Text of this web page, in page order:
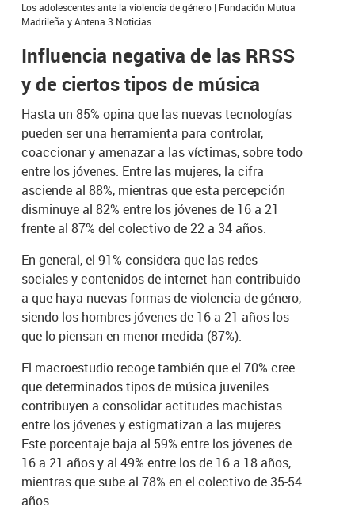
Los adolescentes ante la violencia de género | Fundación Mutua
Madrileña y Antena 3 Noticias
Influencia negativa de las RRSS
y de ciertos tipos de música
Hasta un 85% opina que las nuevas tecnologías
pueden ser una herramienta para controlar,
coaccionar y amenazar a las víctimas, sobre todo
entre los jóvenes. Entre las mujeres, la cifra
asciende al 88%, mientras que esta percepción
disminuye al 82% entre los jóvenes de 16 a 21
frente al 87% del colectivo de 22 a 34 años.
En general, el 91% considera que las redes
sociales y contenidos de internet han contribuido
a que haya nuevas formas de violencia de género,
siendo los hombres jóvenes de 16 a 21 años los
que lo piensan en menor medida (87%).
El macroestudio recoge también que el 70% cree
que determinados tipos de música juveniles
contribuyen a consolidar actitudes machistas
entre los jóvenes y estigmatizan a las mujeres.
Este porcentaje baja al 59% entre los jóvenes de
16 a 21 años y al 49% entre los de 16 a 18 años,
mientras que sube al 78% en el colectivo de 35-54
años.